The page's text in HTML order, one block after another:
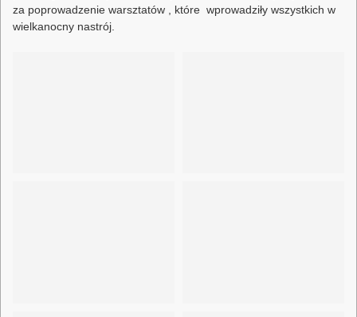
za poprowadzenie warsztatów , które wprowadziły wszystkich w
wielkanocny nastrój.